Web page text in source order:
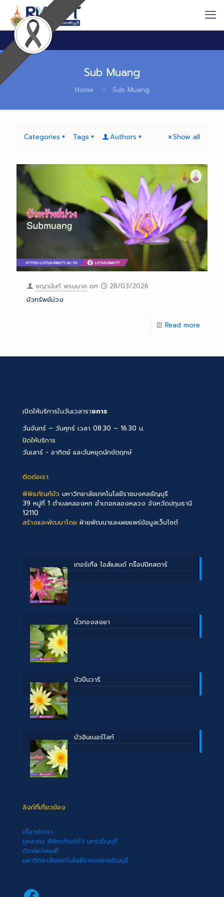
Sub Muang
Home Sub Muang
Categories Tags Authors Show all
ชญานันท์ พรมนาค on
28/03/2026
บัวทรัพย์ม่วง
Read more
เปิดให้บริการในวันเวลาราชการ
วันจันทร์ – วันศุกร์ เวลา 08.30 – 16.30 น.
ปิดให้บริการ
วันเสาร์ - อาทิตย์ และวันหยุดนักขัตฤกษ์
ติดต่อเรา
พิพิธภัณฑ์บัว มหาวิทยาลัยเทคโนโลยีราชมงคลธัญบุรี
39 หมู่ที่ 1 ตำบลคลองหก อำเภอคลองหลวง จังหวัดปทุมธานี
12110
สร้างและพัฒนาโดย ฝ่ายพัฒนาและเผยแพร่ข้อมูลเว็บไซต์
เทอร์เทิ้ล ไอส์แลนด์ ทร๊อปปิคสตาร์
บััวทองลงยา
บัวปิ่นวารี
บัวอินเนอร์ไลท์
ลิงก์ที่เกี่ยวข้อง
เกี่ยวกับเรา
บุคลากร พิพิธภัณฑ์บัว มทร.ธัญบุรี
ติดต่อ/แผนที่
มหาวิทยาลัยเทคโนโลยีราชมงคลธัญบุรี